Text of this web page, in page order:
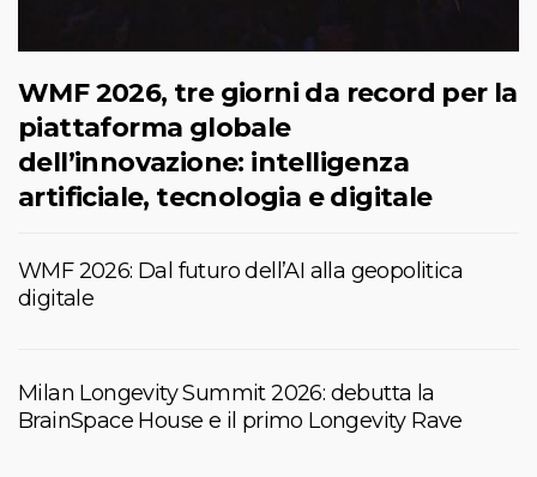
WMF 2026, tre giorni da record per la
piattaforma globale
dell’innovazione: intelligenza
artificiale, tecnologia e digitale
WMF 2026: Dal futuro dell’AI alla geopolitica
digitale
Milan Longevity Summit 2026: debutta la
BrainSpace House e il primo Longevity Rave